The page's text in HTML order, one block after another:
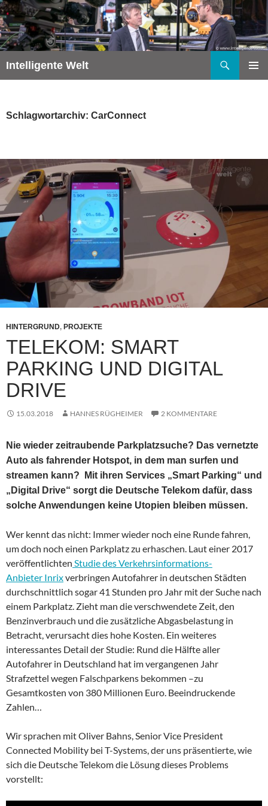
Zum
Inhalt
springen
Intelligente Welt
Schlagwortarchiv: CarConnect
HINTERGRUND, PROJEKTE
TELEKOM: SMART
PARKING UND DIGITAL
DRIVE
15.03.2018 HANNES RÜGHEIMER 2 KOMMENTARE
Nie wieder zeitraubende Parkplatzsuche? Das vernetzte
Auto als fahrender Hotspot, in dem man surfen und
streamen kann? Mit ihren Services „Smart Parking“ und
„Digital Drive“ sorgt die Deutsche Telekom dafür, dass
solche Anwendungen keine Utopien bleiben müssen.
Wer kennt das nicht: Immer wieder noch eine Runde fahren,
um doch noch einen Parkplatz zu erhaschen. Laut einer 2017
veröffentlichten Studie des Verkehrsinformations-
Anbieter Inrixverbringen Autofahrer in deutschen Städten
durchschnittlich sogar 41 Stunden pro Jahr mit der Suche nach
einem Parkplatz. Zieht man die verschwendete Zeit, den
Benzinverbrauch und die zusätzliche Abgasbelastung in
Betracht, verursacht dies hohe Kosten. Ein weiteres
interessantes Detail der Studie: Rund die Hälfte aller
Autofahrer in Deutschland hat im vergangenen Jahr
Strafzettel wegen Falschparkens bekommen –zu
Gesamtkosten von 380 Millionen Euro. Beeindruckende
Zahlen…
Wir sprachen mit Oliver Bahns, Senior Vice President
Connected Mobility bei T-Systems, der uns präsentierte, wie
sich die Deutsche Telekom die Lösung dieses Problems
vorstellt: